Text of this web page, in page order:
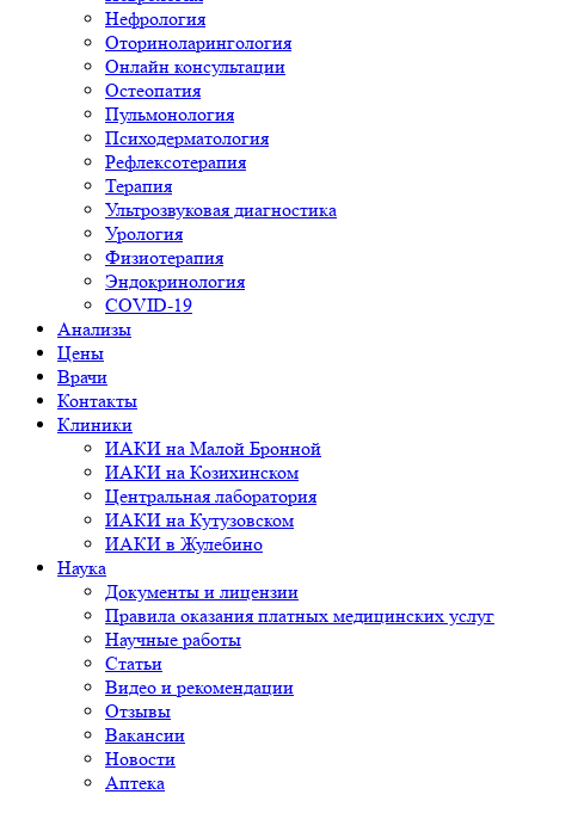
Нефрология
Оториноларингология
Онлайн консультации
Остеопатия
Пульмонология
Психодерматология
Рефлексотерапия
Терапия
Ультрозвуковая диагностика
Урология
Физиотерапия
Эндокринология
COVID-19
Анализы
Цены
Врачи
Контакты
Клиники
ИАКИ на Малой Бронной
ИАКИ на Козихинском
Центральная лаборатория
ИАКИ на Кутузовском
ИАКИ в Жулебино
Наука
Документы и лицензии
Правила оказания платных медицинских услуг
Научные работы
Статьи
Видео и рекомендации
Отзывы
Вакансии
Новости
Аптека